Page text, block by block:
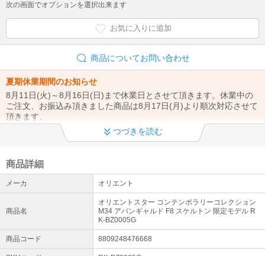
次の画面でオプションを選択出来ます
お気に入りに追加
商品についてお問い合わせ
夏期休業期間のお知らせ
8月11日(火)～8月16日(日)まで休業日とさせて頂きます。休業中の
ご注文、お振込み頂きました商品は8月17日(月)より順次対応させて
頂きます。
掲載商品につきまして
適格請求書発行事業者登録番号につきまして
弊社、適格請求書発行事業者です（T3120101029956）。適格請求
書発行事業者登録番号と消費税率記載の納品書を商品と同梱にてご
出荷いたします。
つづきを読む
商品詳細
メーカ オリエント
商品名
オリエントスター コンテンポラリーコレクション
M34 アバンギャルド F8 スケルトン 限定モデル R
K-BZ0005G
商品コード 8809248476668